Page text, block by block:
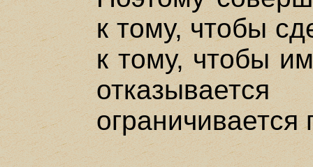
к тому, чтобы
к тому, чтобы